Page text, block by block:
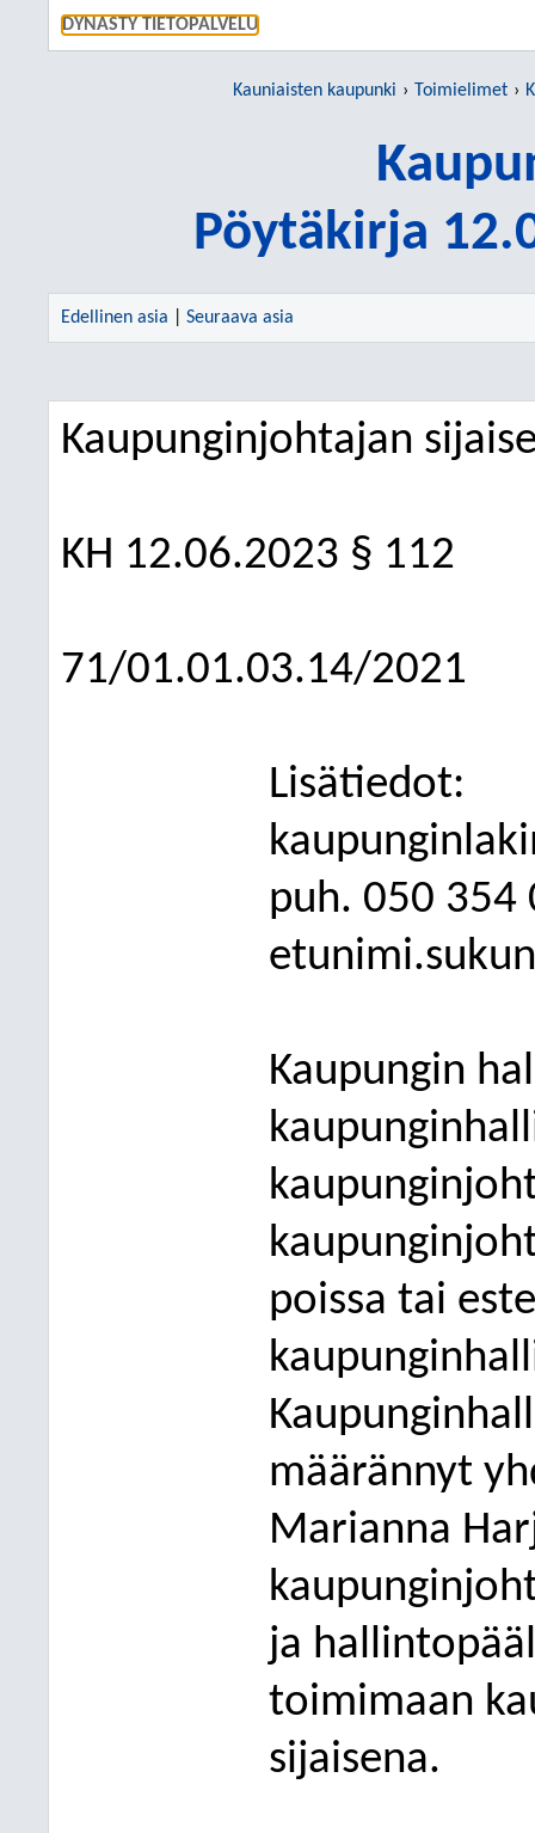
DYNASTY TIETOPALVELU
Kauniaisten kaupunki Toimielimet
Pöytäkirja
Edellinen asia Seuraava asia
Kaupunginjohtajan
KH 12.06.2023 § 112
71/01.01.03.14/2021
Lisätiedot:
puh. 050 354
Kaupungin
poissa tai
määrännyt
Marianna
ja
toimimaan
sijaisena.